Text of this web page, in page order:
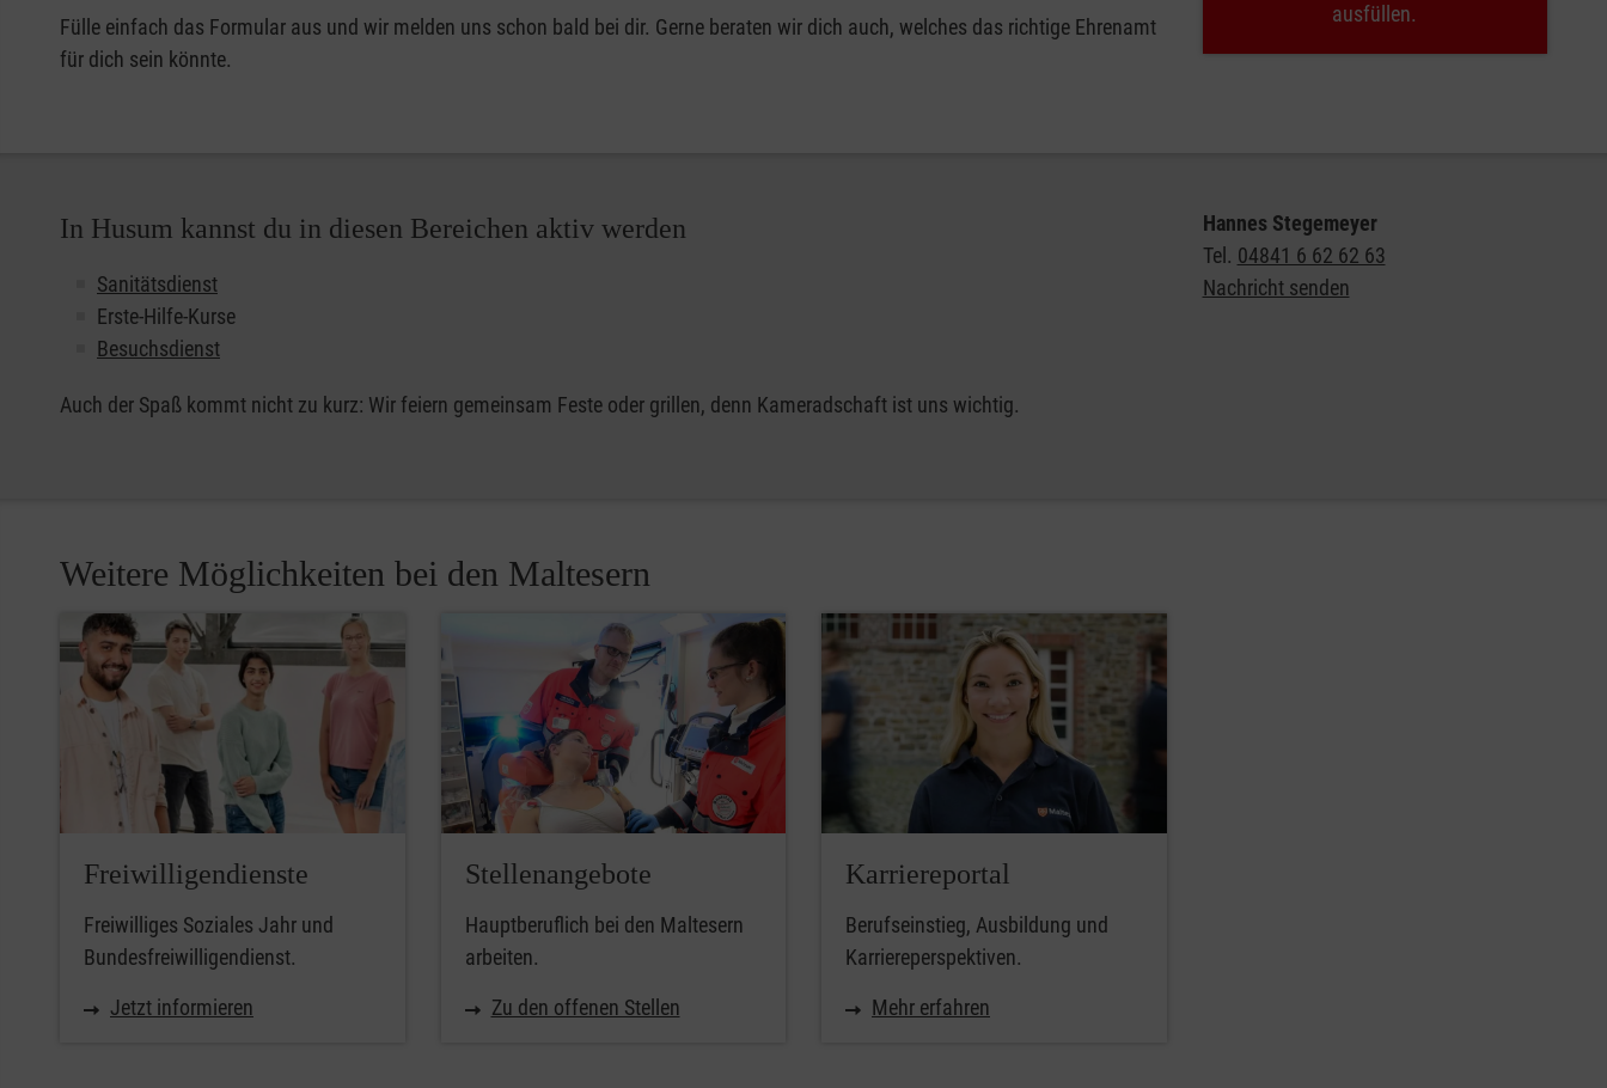
Fülle einfach das Formular aus und wir melden uns schon bald bei dir. Gerne beraten wir dich auch, welches das richtige Ehrenamt
für dich sein könnte.
ausfüllen.
In Husum kannst du in diesen Bereichen aktiv werden
Sanitätsdienst
Erste-Hilfe-Kurse
Besuchsdienst
Auch der Spaß kommt nicht zu kurz: Wir feiern gemeinsam Feste oder grillen, denn Kameradschaft ist uns wichtig.
Hannes Stegemeyer
Tel. 04841 6 62 62 63
Nachricht senden
Weitere Möglichkeiten bei den Maltesern
Freiwilligendienste
Freiwilliges Soziales Jahr und
Bundesfreiwilligendienst.
Jetzt informieren
Stellenangebote
Hauptberuflich bei den Maltesern
arbeiten.
Zu den offenen Stellen
Karriereportal
Berufseinstieg, Ausbildung und
Karriereperspektiven.
Mehr erfahren